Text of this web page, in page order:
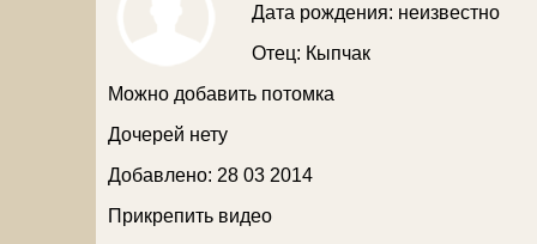
Дата рождения: неизвестно
Отец: Кыпчак
Можно добавить потомка
Дочерей нету
Добавлено: 28 03 2014
Прикрепить видео